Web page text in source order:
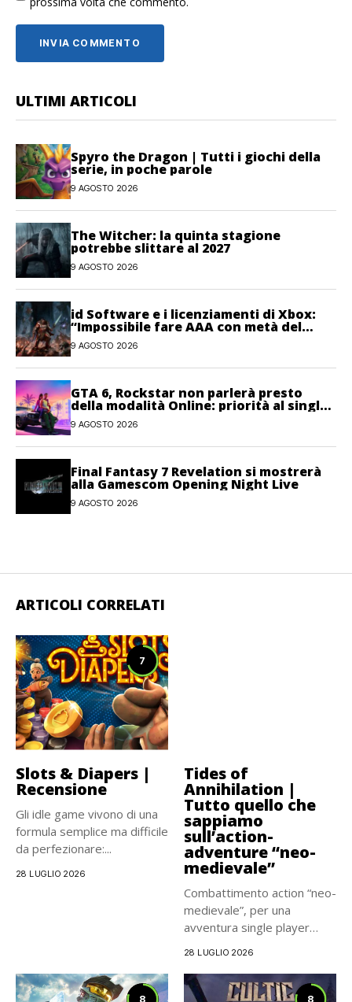
ULTIMI ARTICOLI
Spyro the Dragon | Tutti i giochi della
serie, in poche parole
9 AGOSTO 2026
The Witcher: la quinta stagione
potrebbe slittare al 2027
9 AGOSTO 2026
id Software e i licenziamenti di Xbox:
“Impossibile fare AAA con metà del
personale”
9 AGOSTO 2026
GTA 6, Rockstar non parlerà presto
della modalità Online: priorità al single-
player
9 AGOSTO 2026
Final Fantasy 7 Revelation si mostrerà
alla Gamescom Opening Night Live
9 AGOSTO 2026
ARTICOLI CORRELATI
7
Slots & Diapers |
Recensione
Gli idle game vivono di una
formula semplice ma difficile
da perfezionare:...
28 LUGLIO 2026
Tides of
Annihilation |
Tutto quello che
sappiamo
sull’action-
adventure “neo-
medievale”
Combattimento action “neo-
medievale”, per una
avventura single player
28 LUGLIO 2026
8 8